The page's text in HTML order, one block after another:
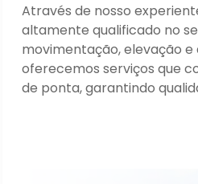
Através de nosso
altamente qualificado no
movimentação, elevação
oferecemos serviços que
de ponta, garantindo